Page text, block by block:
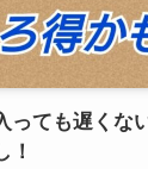
っても遅くな
！